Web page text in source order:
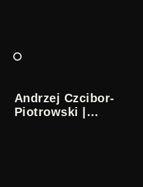
Andrzej Czcibor-
Piotrowski |